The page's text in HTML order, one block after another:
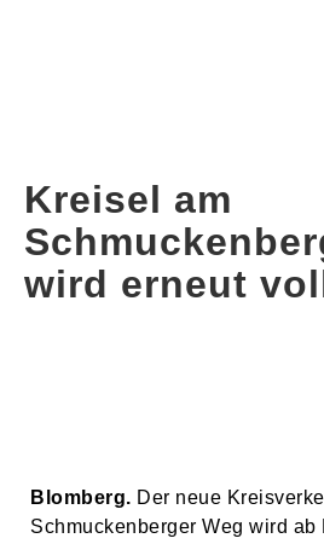
Kreisel am
wird erneut
Blomberg. Der neue
Schmuckenberger Weg wird ab